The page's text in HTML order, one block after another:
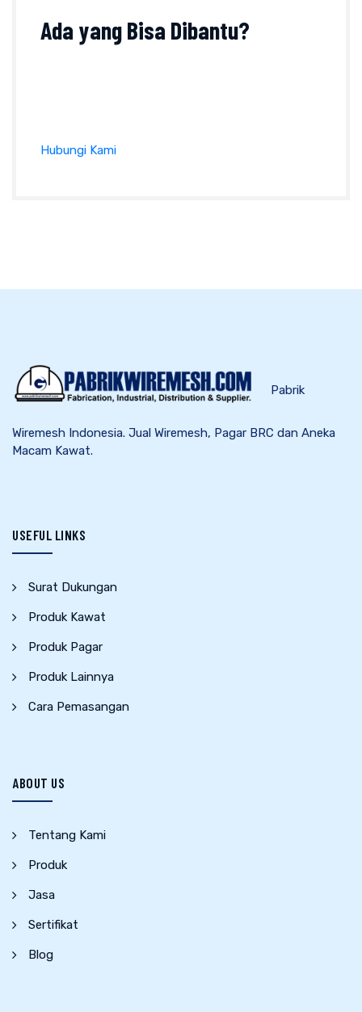
Ada yangBisa Dibantu?
Hubungi Kami
Pabrik
Wiremesh Indonesia. Jual Wiremesh, Pagar BRC dan Aneka
Macam Kawat.
USEFUL LINKS
Surat Dukungan
Produk Kawat
Produk Pagar
Produk Lainnya
Cara Pemasangan
ABOUT US
Tentang Kami
Produk
Jasa
Sertifikat
Blog